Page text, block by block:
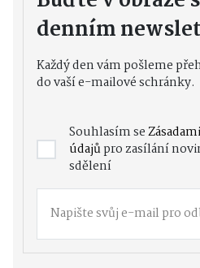
denním
Každý den vám pošleme
do vaší e-mailové schránky.
Souhlasím se
údajůpro zasílání
sdělení